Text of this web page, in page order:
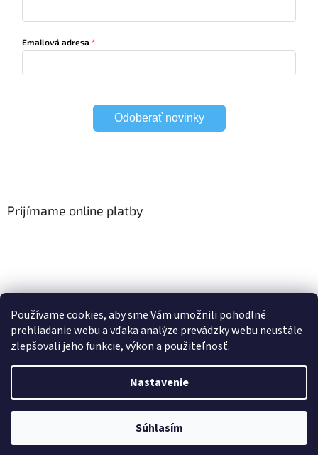
Používame cookies, aby sme Vám umožnili pohodlné
prehliadanie webu a vďaka analýze prevádzky webu neustále
zlepšovali jeho funkcie, výkon a použiteľnosť.
Nastavenie
Súhlasím
Emailová adresa
Odoberať novinky
Prijímame online platby
Copyright 2026HomeSystem.sk. Všetky práva vyhradené.Upraviť
nastavenie cookies